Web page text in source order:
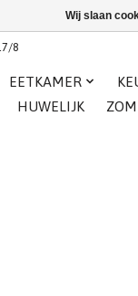
8
EETKAMER
HUWELIJK
Wij slaan